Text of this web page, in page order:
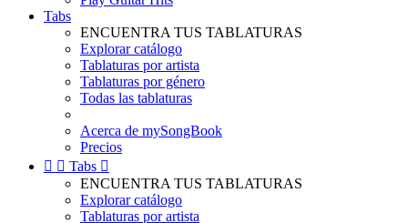
Tabs
ENCUENTRA TUS TABLATURAS
Explorar catálogo
Tablaturas por artista
Tablaturas por género
Todas las tablaturas
Acerca de mySongBook
Precios
  Tabs 
ENCUENTRA TUS TABLATURAS
Explorar catálogo
Tablaturas por artista